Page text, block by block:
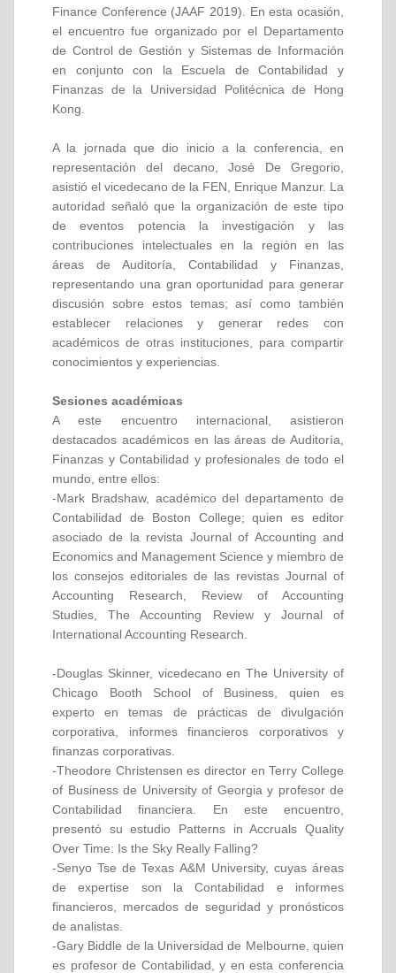
Finance Conference (JAAF 2019). En esta ocasión,
el encuentro fue organizado por el Departamento
de Control de Gestión y Sistemas de Información
en conjunto con la Escuela de Contabilidad y
Finanzas de la Universidad Politécnica de Hong
Kong.
A la jornada que dio inicio a la conferencia, en
representación del decano, José De Gregorio,
asistió el vicedecano de la FEN, Enrique Manzur. La
autoridad señaló que la organización de este tipo
de eventos potencia la investigación y las
contribuciones intelectuales en la región en las
áreas de Auditoría, Contabilidad y Finanzas,
representando una gran oportunidad para generar
discusión sobre estos temas; así como también
establecer relaciones y generar redes con
académicos de otras instituciones, para compartir
conocimientos y experiencias.
Sesiones académicas
A este encuentro internacional, asistieron
destacados académicos en las áreas de Auditoría,
Finanzas y Contabilidad y profesionales de todo el
mundo, entre ellos:
-Mark Bradshaw, académico del departamento de
Contabilidad de Boston College; quien es editor
asociado de la revista Journal of Accounting and
Economics and Management Science y miembro de
los consejos editoriales de las revistas Journal of
Accounting Research, Review of Accounting
Studies, The Accounting Review y Journal of
International Accounting Research.
-Douglas Skinner, vicedecano en The University of
Chicago Booth School of Business, quien es
experto en temas de prácticas de divulgación
corporativa, informes financieros corporativos y
finanzas corporativas.
-Theodore Christensen es director en Terry College
of Business de University of Georgia y profesor de
Contabilidad financiera. En este encuentro,
presentó su estudio Patterns in Accruals Quality
Over Time: Is the Sky Really Falling?
-Senyo Tse de Texas A&M University, cuyas áreas
de expertise son la Contabilidad e informes
financieros, mercados de seguridad y pronósticos
de analistas.
-Gary Biddle de la Universidad de Melbourne, quien
es profesor de Contabilidad, y en esta conferencia